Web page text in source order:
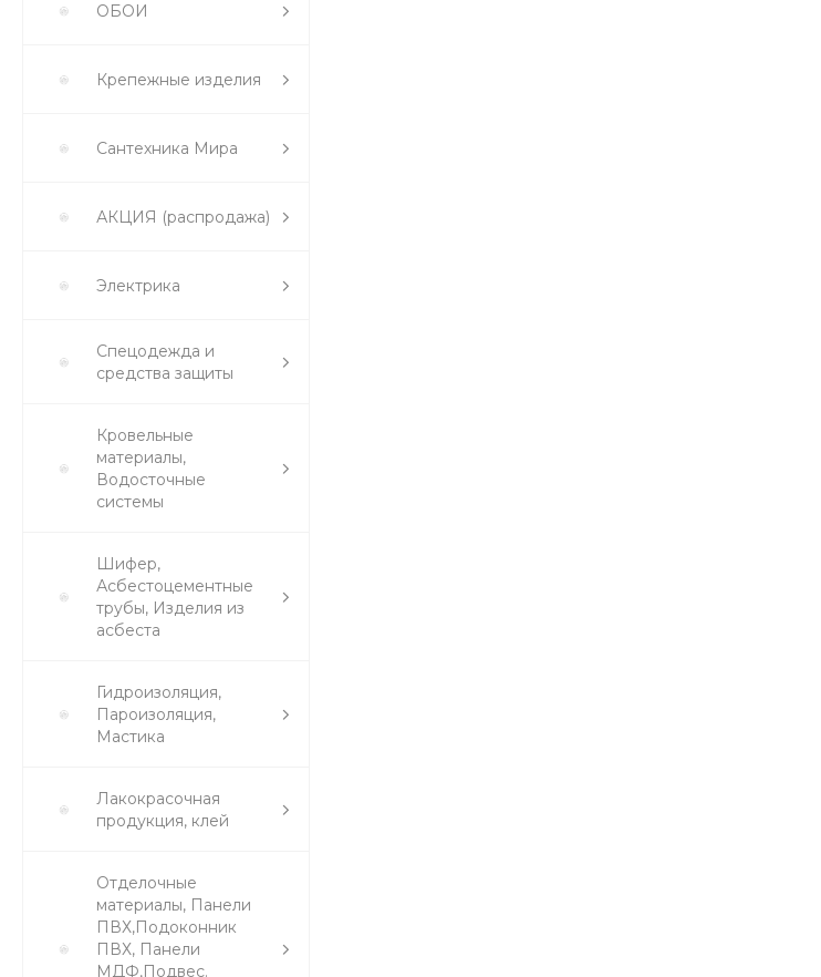
ОБОИ
Крепежные изделия
Сантехника Мира
АКЦИЯ (распродажа)
Электрика
Спецодежда и
средства защиты
Кровельные
материалы,
Водосточные
системы
Шифер,
Асбестоцементные
трубы, Изделия из
асбеста
Гидроизоляция,
Пароизоляция,
Мастика
Лакокрасочная
продукция, клей
Отделочные
материалы, Панели
ПВХ,Подоконник
ПВХ, Панели
МДФ,Подвес.